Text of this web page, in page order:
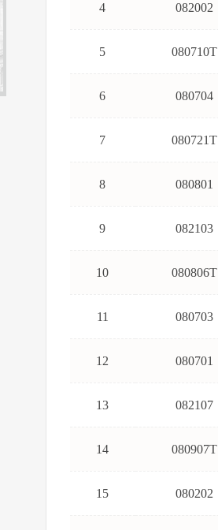
4 082002
5 080710T
6 080704
7 080721T
8 080801
9 082103
10 080806T
11 080703
12 080701
13 082107
14 080907T
15 080202